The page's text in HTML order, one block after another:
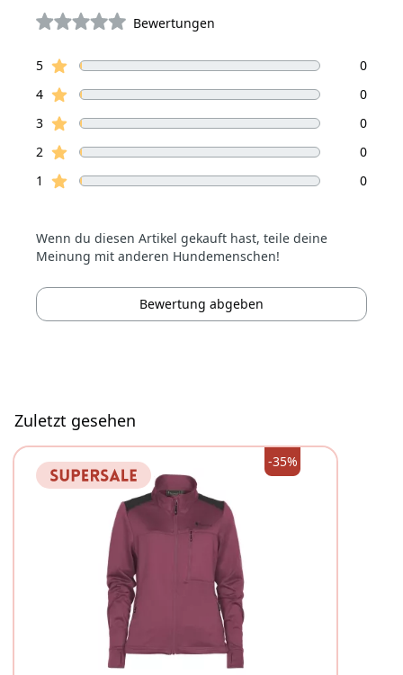
Bewertungen
Bewertungen
5Sterne Bewertungen
0
4Sterne Bewertungen
0
3Sterne Bewertungen
0
2 Sterne Bewertungen
0
1
Sterne Bewertungen 0
Wenn du diesen Artikel gekauft hast, teile deine
Meinung mit anderen Hundemenschen!
Bewertung abgeben
Zuletzt gesehen
-35%